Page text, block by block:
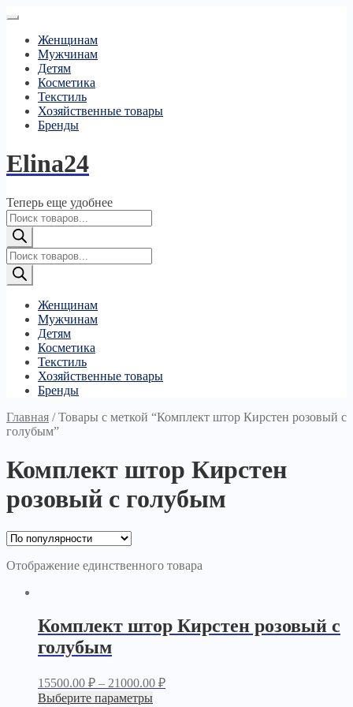
Женщинам
Мужчинам
Детям
Косметика
Текстиль
Хозяйственные товары
Бренды
Elina24
Теперь еще удобнее
Поиск
товаров
Поиск
товаров
Женщинам
Мужчинам
Детям
Косметика
Текстиль
Хозяйственные товары
Бренды
Главная /Товары с меткой “Комплект штор Кирстен розовый с
голубым”
Комплект штор Кирстен
розовый с голубым
Отображение единственного товара
Комплект штор Кирстен розовый с
голубым
15500.00 ₽ – 21000.00 ₽
Выберите параметры